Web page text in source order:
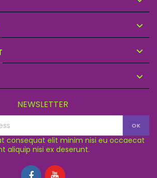



NEWSLETTER
consequat elit minim nisi eu occaecat
aliquip nisi ex deserunt.